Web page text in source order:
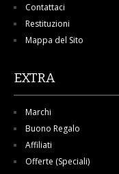
Contattaci
Restituzioni
Mappa del Sito
EXTRA
Marchi
Buono Regalo
Affiliati
Offerte (Speciali)